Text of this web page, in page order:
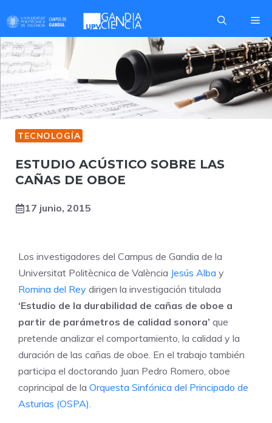
contenido
TECNOLOGÍA
ESTUDIO ACÚSTICO SOBRE LAS
CAÑAS DE OBOE
17 junio, 2015
Los investigadores del Campus de Gandia de la
Universitat Politècnica de València Jesús Alba y
Romina del Rey dirigen la investigación titulada
‘Estudio de la durabilidad de cañas de oboe a
partir de parámetros de calidad sonora’ que
pretende analizar el comportamiento, la calidad y la
duración de las cañas de oboe. En el trabajo también
participa el doctorando Juan Pedro Romero, oboe
coprincipal de la Orquesta Sinfónica del Principado de
Asturias (OSPA).